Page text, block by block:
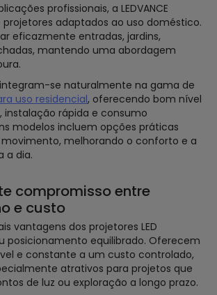
profissionais, a LEDVANCE
adaptados ao uso doméstico.
eficazmente entradas, jardins,
mantendo uma abordagem
se naturalmente na gama de
uso residencial, oferecendo bom nível
instalação rápida e consumo
modelos incluem opções práticas
melhorando o conforto e a
a dia.
compromisso entre
e custo
vantagens dos projetores LED
posicionamento equilibrado. Oferecem
e constante a um custo controlado,
atrativos para projetos que
de luz ou exploração a longo prazo.